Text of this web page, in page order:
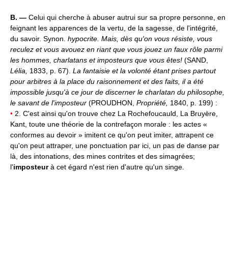
B. — Celui qui cherche à abuser autrui sur sa propre personne, en
feignant les apparences de la vertu, de la sagesse, de l'intégrité,
du savoir. Synon. hypocrite. Mais, dès qu'on vous résiste, vous
reculez et vous avouez en riant que vous jouez un faux rôle parmi
les hommes, charlatans et imposteurs que vous êtes! (SAND,
Lélia, 1833, p. 67). La fantaisie et la volonté étant prises partout
pour arbitres à la place du raisonnement et des faits, il a été
impossible jusqu'à ce jour de discerner le charlatan du philosophe,
le savant de l'imposteur (PROUDHON, Propriété, 1840, p. 199) :
• 2. C'est ainsi qu'on trouve chez La Rochefoucauld, La Bruyère,
Kant, toute une théorie de la contrefaçon morale : les actes «
conformes au devoir » imitent ce qu'on peut imiter, attrapent ce
qu'on peut attraper, une ponctuation par ici, un pas de danse par
là, des intonations, des mines contrites et des simagrées;
l'imposteurà cet égard n'est rien d'autre qu'un singe.